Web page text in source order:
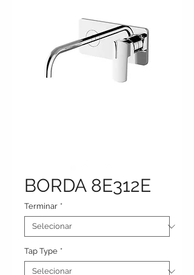
BORDA 8E312E
Terminar *
Tap Type *